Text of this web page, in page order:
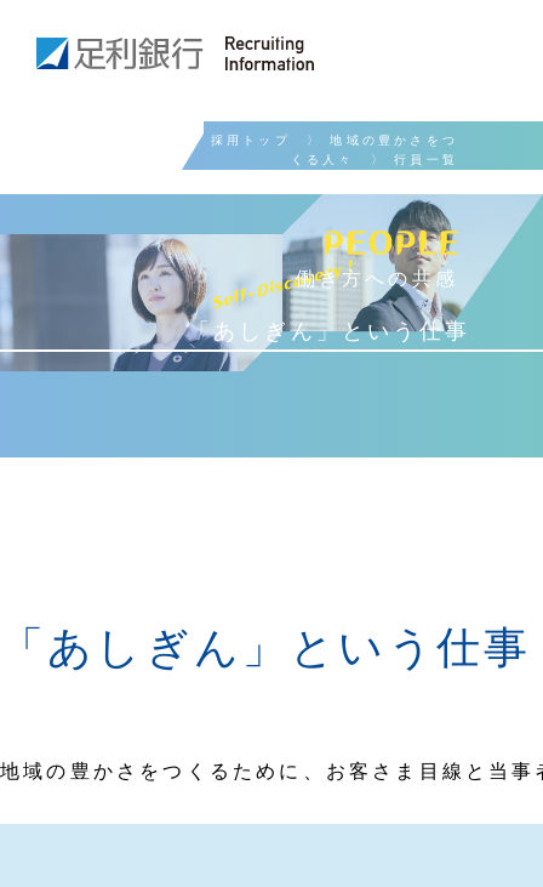
採用トップ 〉地域の豊かさをつ
くる人々
〉 行員一覧
働き方への共感
「あしぎん」という仕事
「あしぎん」という仕事
地域の豊かさをつくるために、お客さま目線と当